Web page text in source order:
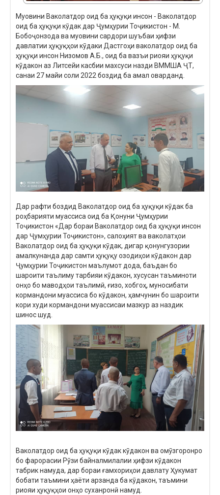
Муовини Ваколатдор оид ба ҳуқуқи инсон - Ваколатдор
оид ба ҳуқуқи кӯдак дар Ҷумҳурии Тоҷикистон - М.
Бобоҷонзода ва муовини сардори шуъбаи ҳифзи
давлатии ҳуқуқҳои кӯдаки Дастгоҳи ваколатдор оид ба
ҳуқуқи инсон Низомов А.Б., оид ба вазъи риояи ҳуқуқи
кӯдакон аз Литсейи касбии махсуси назди ВММША ҶТ,
санаи 27 майи соли 2022 боздид ба амал оварданд.
Дар рафти боздид Ваколатдор оид ба ҳуқуқи кӯдак ба
роҳбарияти муассиса оид ба Қонуни Ҷумҳурии
Тоҷикистон «Дар бораи Ваколатдор оид ба ҳуқуқи инсон
дар Ҷумҳурии Тоҷикистон», салоҳият ва ваколатҳои
Ваколатдор оид ба ҳуқуқи кӯдак, дигар қонунгузории
амалкунанда дар самти ҳуқуқу озодиҳои кӯдакон дар
Ҷумҳурии Тоҷикистон маълумот дода, баъдан бо
шароити таълиму тарбияи кӯдакон, хусусан таъминоти
онҳо бо маводҳои таълимӣ, ғизо, хобгоҳ, муносибати
кормандони муассиса бо кӯдакон, ҳамчунин бо шароити
кори худи кормандони муассисаи мазкур аз наздик
шинос шуд.
Ваколатдор оид ба ҳуқуқи кӯдак кӯдакон ва омӯзгоронро
бо фарорасии Рӯзи байналмилалии ҳифзи кӯдакон
табрик намуда, дар бораи ғамхориҳои давлату Ҳукумат
бобати таъмини ҳаёти арзанда ба кӯдакон, таъмини
риояи ҳуқуқҳои онҳо суханронӣ намуд.